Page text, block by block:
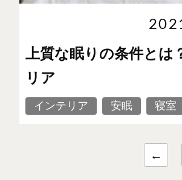
上質な眠りの条件とは
リア
インテリア 安眠 寝室
←